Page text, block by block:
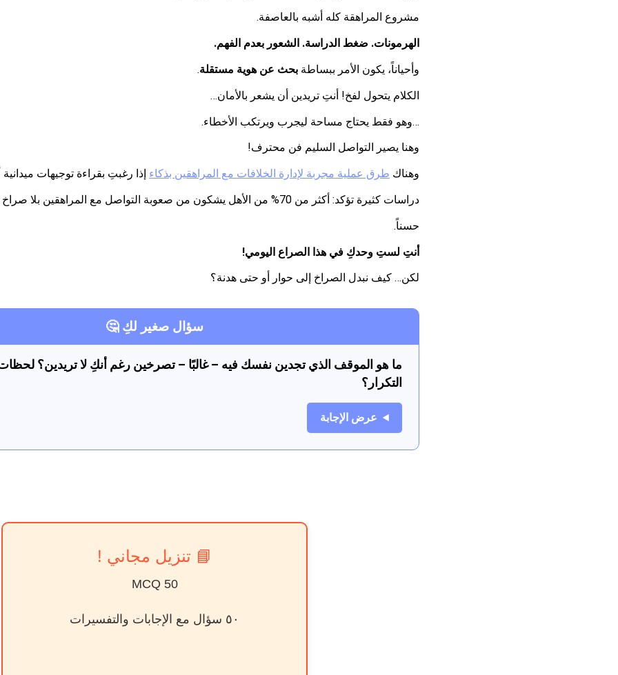
مشروع المراهقة كله أشبه بالعاصفة.
الهرمونات. ضغط الدراسة. الشعور بعدم الفهم.
وأحياناً، يكون الأمر ببساطة بحث عن هوية مستقلة.
الكلام يتحول لفخ! أنتِ تريدين أن يشعر بالأمان…
…وهو فقط يحتاج مساحة ليجرب ويرتكب الأخطاء.
وهنا يصير التواصل السليم فن محترف!
وهناك طرق عملية مجربة لإدارة الخلافات مع المراهقين بذكاء إذا رغبتِ بقراءة توجيهات ميدانية
دراسات كثيرة تؤكد: أكثر من 70% من الأهل يشكون من صعوبة التواصل مع المراهقين بلا صراخ أو تكسير صحون نفسي.
حسناً.
أنتِ لستِ وحدكِ في هذا الصراع اليومي!
لكن… كيف نبدل الصراخ إلى حوار أو حتى هدنة؟
سؤال صغير لكِ 🤔
ما هو الموقف الذي تجدين نفسك فيه – غالبًا – تصرخين رغم أنكِ لا تريدين؟
التكرار؟
عرض الإجابة
📘 تنزيل مجاني !
50 MCQ
٥٠ سؤال مع الإجابات والتفسيرات